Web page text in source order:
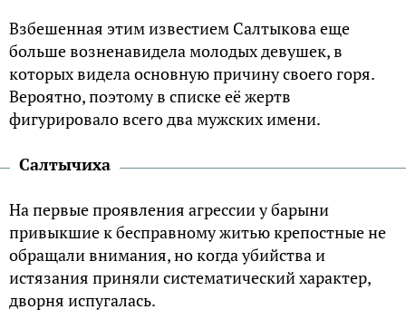
Взбешенная этим известием Салтыкова еще
больше возненавидела молодых девушек, в
которых видела основную причину своего горя.
Вероятно, поэтому в списке её жертв
фигурировало всего два мужских имени.
Салтычиха
На первые проявления агрессии у барыни
привыкшие к бесправному житью крепостные не
обращали внимания, но когда убийства и
истязания приняли систематический характер,
дворня испугалась.